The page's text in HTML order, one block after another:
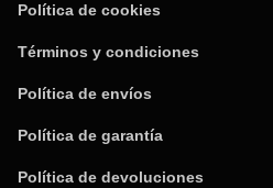
Política de cookies
Términos y condiciones
Política de envíos
Política de garantía
Política de devoluciones